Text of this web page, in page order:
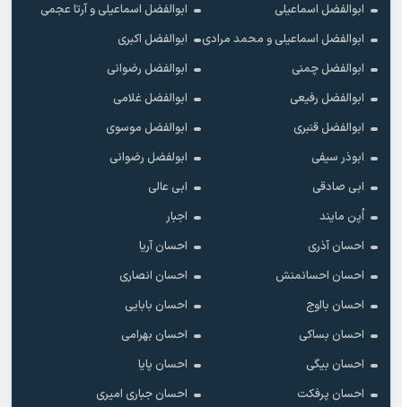
ابوالفضل اسماعیلی
ابوالفضل اسماعیلی و آرتا عجمی
ابوالفضل اسماعیلی و محمد مرادی
ابوالفضل اکبری
ابوالفضل چمنی
ابوالفضل رضوانی
ابوالفضل رفیعی
ابوالفضل غلامی
ابوالفضل قنبری
ابوالفضل موسوی
ابوذر سیفی
ابولفضل رضوانی
ابی صادقی
ابی عالی
اُپن مایند
اجبار
احسان آذری
احسان آریا
احسان احسانمنش
احسان انصاری
احسان بااوج
احسان بابایی
احسان بساکی
احسان بهرامی
احسان بیگی
احسان پایا
احسان پرفکت
احسان جباری امیری